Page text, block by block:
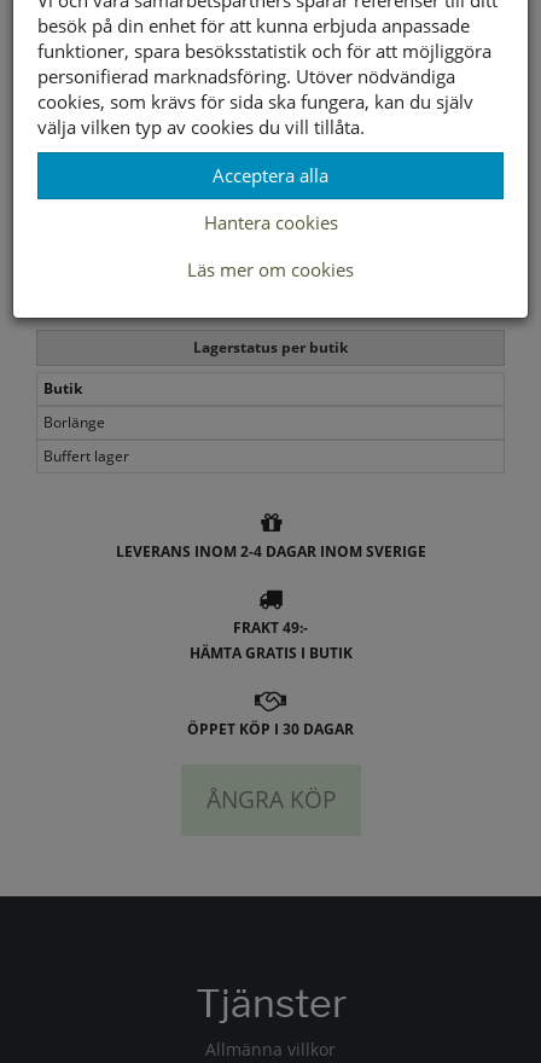
för dig.
Yttersula material Gummi
Innersula material Textil/Syntet
Foder material Tréxtil/Syntet
Storleksguide
Slut i webbshopen
Lagerstatus per butik
Butik
Borlänge
Buffert lager
LEVERANS INOM 2-4 DAGAR INOM SVERIGE
FRAKT 49:-
HÄMTA GRATIS I BUTIK
ÖPPET KÖP I 30 DAGAR
ÅNGRA KÖP
besök på din enhet för att kunna erbjuda anpassade
funktioner, spara besöksstatistik och för att möjliggöra
personifierad marknadsföring. Utöver nödvändiga
cookies, som krävs för sida ska fungera, kan du själv
välja vilken typ av cookies du vill tillåta.
Acceptera alla
Hantera cookies
Läs mer om cookies
Tjänster
Allmänna villkor